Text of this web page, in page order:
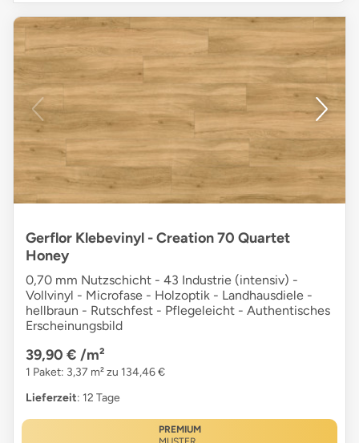
Gerflor Klebevinyl - Creation 70 Quartet
Honey
0,70 mm Nutzschicht - 43 Industrie (intensiv) -
Vollvinyl - Microfase - Holzoptik - Landhausdiele -
hellbraun - Rutschfest - Pflegeleicht - Authentisches
Erscheinungsbild
39,90 € /m²
1 Paket: 3,37 m² zu 134,46 €
Lieferzeit: 12 Tage
PREMIUM